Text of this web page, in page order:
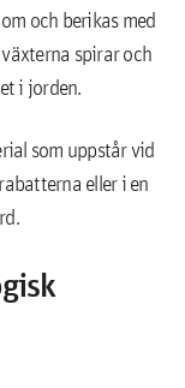
och berikas med
spirar och
i jorden.
som uppstår vid
eller i en